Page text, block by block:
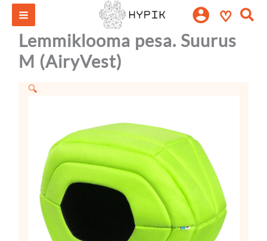
Skip
content
♡ Otsi:
Lemmiklooma pesa. Suurus
M (AiryVest)
🔍
Lemmiklooma
Suurus
M
(AiryVest)
kogus